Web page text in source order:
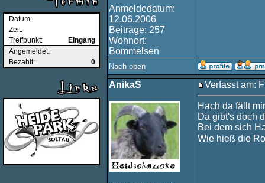
Datum:
Zeit:
Treffpunkt:
Eingang
Angemeldet:
Bezahlt:
0
Anmeldedatum:
12.06.2006
Beiträge: 257
Wohnort:
Bommelsen
Nach oben
AnikaS Verfasst am:
Hach da fällt
Da gibt's doch
Bei dem sich
Wie hieß die